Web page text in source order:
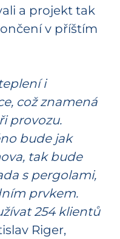
a projekt tak
v příštím
i
což znamená
provozu.
bude jak
tak bude
s pergolami,
prvkem.
254 klientů
Riger,